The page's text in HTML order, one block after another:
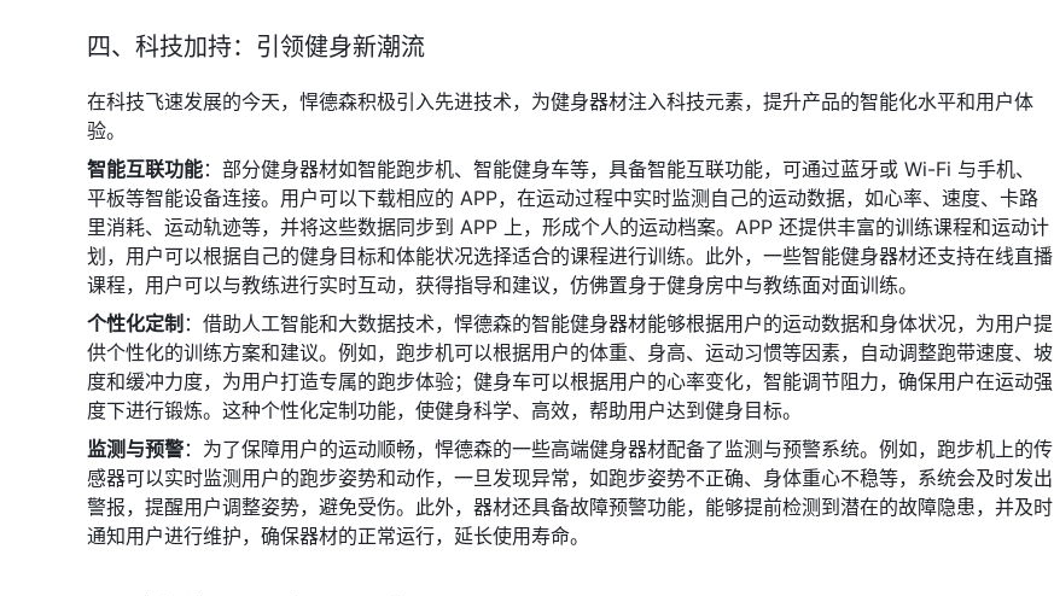
四、科技加持：引领健身新潮流
在科技飞速发展的今天，悍德森积极引入先进技术，为健身器材注入科技元素，提升产品的智能化水平和用户体
验。
智能互联功能：部分健身器材如智能跑步机、智能健身车等，具备智能互联功能，可通过蓝牙或 Wi-Fi 与手机、
平板等智能设备连接。用户可以下载相应的 APP，在运动过程中实时监测自己的运动数据，如心率、速度、卡路
里消耗、运动轨迹等，并将这些数据同步到 APP 上，形成个人的运动档案。APP 还提供丰富的训练课程和运动计
划，用户可以根据自己的健身目标和体能状况选择适合的课程进行训练。此外，一些智能健身器材还支持在线直播
课程，用户可以与教练进行实时互动，获得指导和建议，仿佛置身于健身房中与教练面对面训练。
个性化定制 ：借助人工智能和大数据技术，悍德森的智能健身器材能够根据用户的运动数据和身体状况，为用户提
供个性化的训练方案和建议。例如，跑步机可以根据用户的体重、身高、运动习惯等因素，自动调整跑带速度、坡
度和缓冲力度，为用户打造专属的跑步体验；健身车可以根据用户的心率变化，智能调节阻力，确保用户在运动强
度下进行锻炼。这种个性化定制功能，使健身科学、高效，帮助用户达到健身目标。
监测与预警：为了保障用户的运动顺畅，悍德森的一些高端健身器材配备了监测与预警系统。例如，跑步机上的传
感器可以实时监测用户的跑步姿势和动作，一旦发现异常，如跑步姿势不正确、身体重心不稳等，系统会及时发出
警报，提醒用户调整姿势，避免受伤。此外，器材还具备故障预警功能，能够提前检测到潜在的故障隐患，并及时
通知用户进行维护，确保器材的正常运行，延长使用寿命。